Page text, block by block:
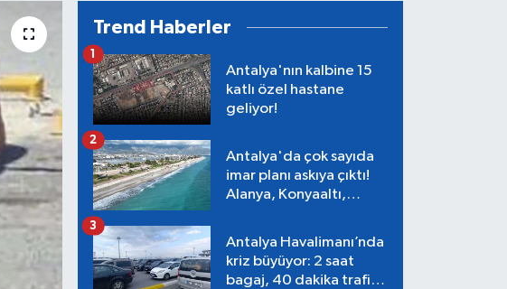
Trend Haberler
Antalya'nın kalbine 15
katlı özel hastane
geliyor!
1
Antalya'da çok sayıda
imar planı askıya çıktı!
Alanya, Konyaaltı,
2
Antalya Havalimanı’nda
kriz büyüyor: 2 saat
bagaj, 40 dakika trafik,
3